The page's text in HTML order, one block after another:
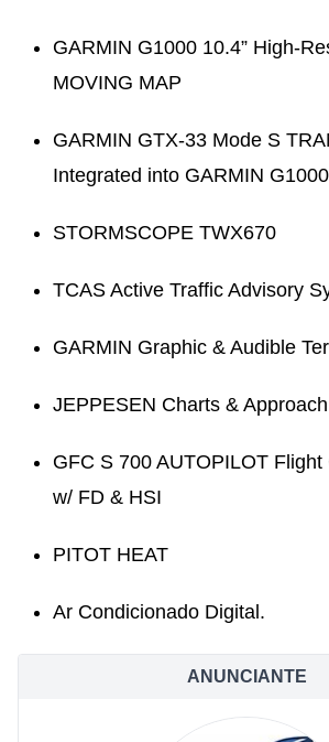
GARMIN G1000 10.4” High-
MOVING MAP
GARMIN GTX-33 Mode S
Integrated into GARMIN G1000
STORMSCOPE TWX670
TCAS Active Traffic Advisory
GARMIN Graphic & Audible
JEPPESEN Charts &
GFC S 700 AUTOPILOT
w/ FD & HSI
PITOT HEAT
Ar Condicionado Digital.
ANUNCIANTE